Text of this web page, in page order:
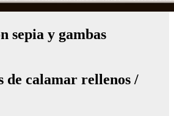
sepia y gambas
de calamar rellenos /